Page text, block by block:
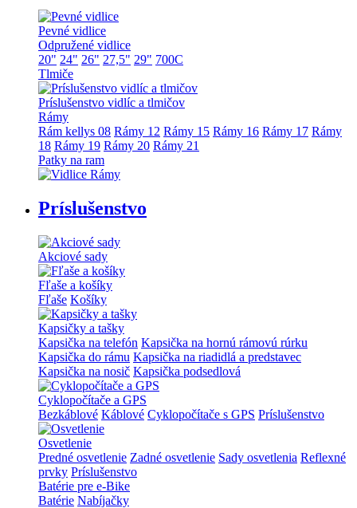
Pevné vidlice
Odpružené vidlice
20" 24" 26" 27,5" 29" 700C
Tlmiče
Príslušenstvo vidlíc a tlmičov
Rámy
Rám kellys 08 Rámy 12 Rámy 15 Rámy 16 Rámy 17 Rámy
18 Rámy 19 Rámy 20 Rámy 21
Patky na ram
Príslušenstvo
Akciové sady
Fľaše a košíky
Fľaše Košíky
Kapsičky a tašky
Kapsička na telefón Kapsička na hornú rámovú rúrku
Kapsička do rámu Kapsička na riadidlá a predstavec
Kapsička na nosič Kapsička podsedlová
Cyklopočítače a GPS
Bezkáblové Káblové Cyklopočítače s GPS Príslušenstvo
Osvetlenie
Predné osvetlenie Zadné osvetlenie Sady osvetlenia Reflexné
prvky Príslušenstvo
Batérie pre e-Bike
Batérie Nabíjačky